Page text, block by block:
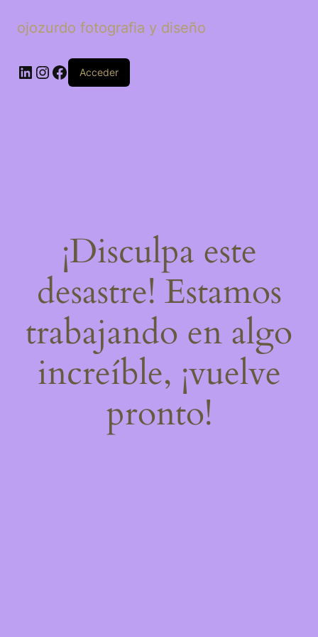
ojozurdo fotografia y diseño
LinkedIn
Instagram
Facebook
Acceder
¡Disculpa este
desastre! Estamos
trabajando en algo
increíble, ¡vuelve
pronto!